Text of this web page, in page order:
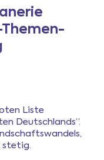
Liste
Deutschlands“.
stetig.